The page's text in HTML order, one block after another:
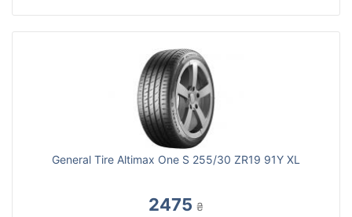
General Tire Altimax One S 255/30 ZR19 91Y XL
2475 ₴